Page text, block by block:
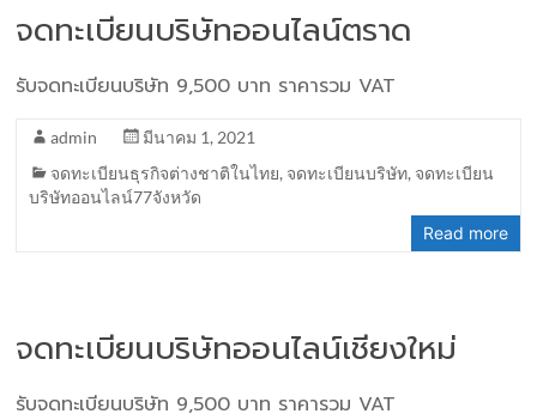
จดทะเบียนบริษัทออนไลน์ตราด
รับจดทะเบียนบริษัท 9,500 บาท ราคารวม VAT
admin
มีนาคม 1, 2021
จดทะเบียนธุรกิจต่างชาติในไทย, จดทะเบียนบริษัท, จดทะเบียน
บริษัทออนไลน์77จังหวัด
Read more
จดทะเบียนบริษัทออนไลน์เชียงใหม่
รับจดทะเบียนบริษัท 9,500 บาท ราคารวม VAT